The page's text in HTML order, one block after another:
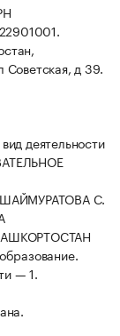
д 39.
деятельности
С.
— 1.